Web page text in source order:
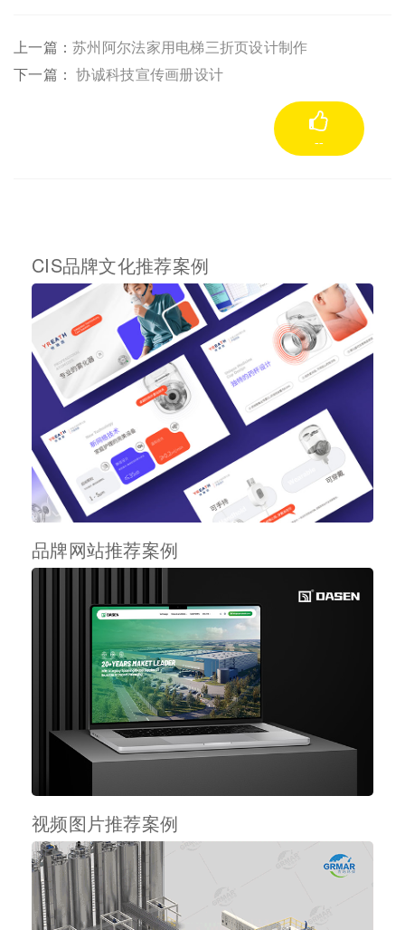
上一篇：苏州阿尔法家用电梯三折页设计制作
下一篇：协诚科技宣传画册设计
--
CIS品牌文化推荐案例
品牌网站推荐案例
视频图片推荐案例